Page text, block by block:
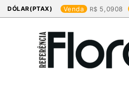
DÓLAR(PTAX) Venda 5,0908
para